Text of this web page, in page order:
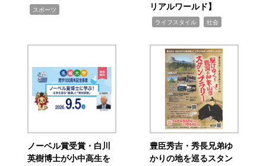
スポーツ
リアルワールド】
ライフスタイル 社会
ノーベル賞受賞・白川
英樹博士が小中高生を
豊臣秀吉・秀長兄弟ゆ
かりの地を巡るスタン